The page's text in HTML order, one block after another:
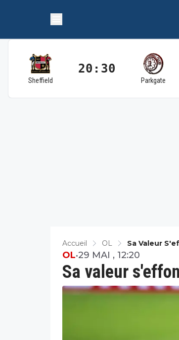
Sheffield
20:30
Parkgate
Accueil OL Sa Valeur
Sa valeur
OL•29 MAI , 12:20